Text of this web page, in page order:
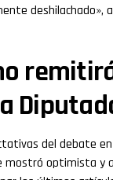
deshilachado»,
del debate
mostró optimista y